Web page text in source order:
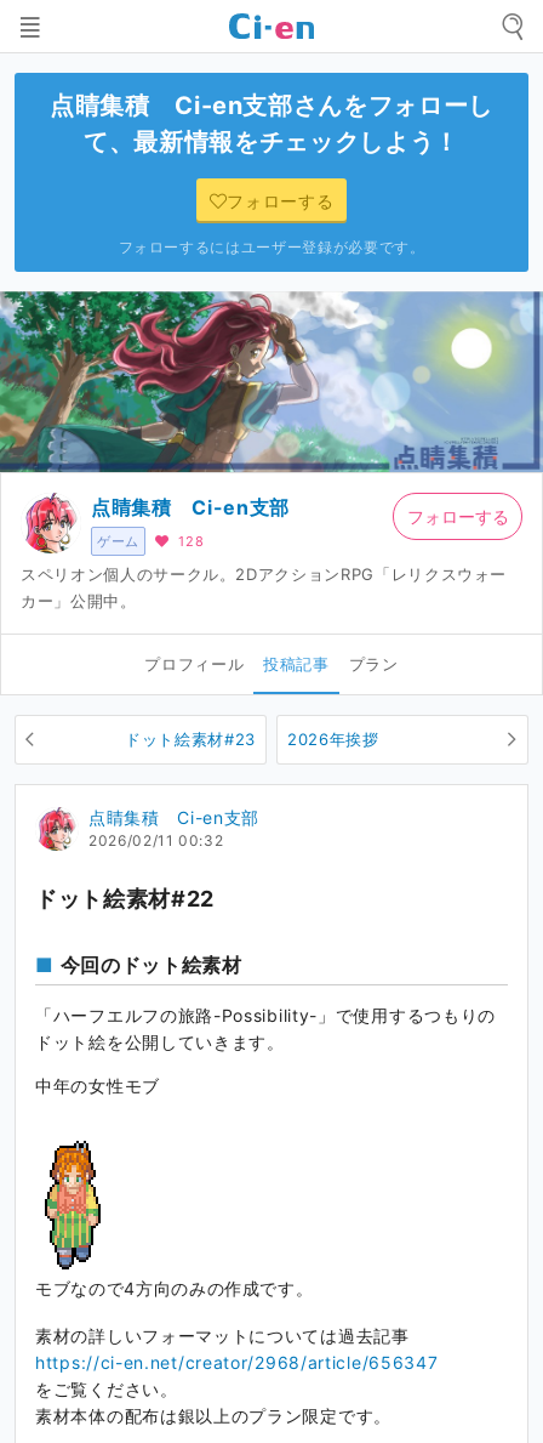
点睛集積 Ci-en支部さんをフォローし
て、最新情報をチェックしよう！
フォローする
フォローするにはユーザー登録が必要です。
ゲーム
点睛集積 Ci-en支部
128
スペリオン個人のサークル。2DアクションRPG「レリクスウォー
カー」公開中。
フォローする
プロフィール 投稿記事 プラン
ドット絵素材#23 2026年挨拶
点睛集積 Ci-en支部
2026/02/11 00:32
ドット絵素材#22
今回のドット絵素材
「ハーフエルフの旅路-Possibility-」で使用するつもりの
ドット絵を公開していきます。
中年の女性モブ
モブなので4方向のみの作成です。
素材の詳しいフォーマットについては過去記事
https://ci-en.net/creator/2968/article/656347
をご覧ください。
素材本体の配布は銀以上のプラン限定です。